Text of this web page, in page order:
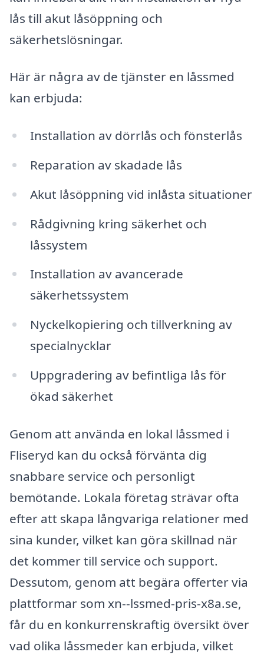
lås till akut låsöppning och
säkerhetslösningar.
Här är några av de tjänster en låssmed
kan erbjuda:
Installation av dörrlås och fönsterlås
Reparation av skadade lås
Akut låsöppning vid inlåsta situationer
Rådgivning kring säkerhet och
låssystem
Installation av avancerade
säkerhetssystem
Nyckelkopiering och tillverkning av
specialnycklar
Uppgradering av befintliga lås för
ökad säkerhet
Genom att använda en lokal låssmed i
Fliseryd kan du också förvänta dig
snabbare service och personligt
bemötande. Lokala företag strävar ofta
efter att skapa långvariga relationer med
sina kunder, vilket kan göra skillnad när
det kommer till service och support.
Dessutom, genom att begära offerter via
plattformar som xn--lssmed-pris-x8a.se,
får du en konkurrenskraftig översikt över
vad olika låssmeder kan erbjuda, vilket